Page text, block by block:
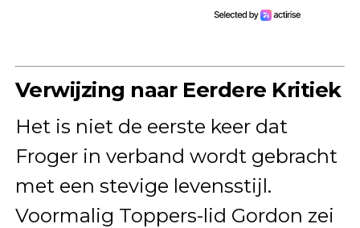
Verwijzing naar Eerdere Kritiek
Het is niet de eerste keer dat
Froger in verband wordt gebracht
met een stevige levensstijl.
Voormalig Toppers-lid Gordon zei